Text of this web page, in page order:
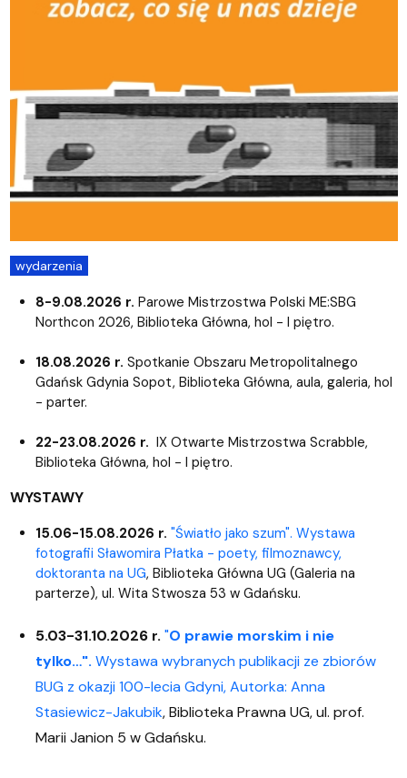
wydarzenia
8-9.08.2026 r. Parowe Mistrzostwa Polski ME:SBG
Northcon 2026, Biblioteka Główna, hol - I piętro.
18.08.2026 r. Spotkanie Obszaru Metropolitalnego
Gdańsk Gdynia Sopot, Biblioteka Główna, aula, galeria, hol
- parter.
22-23.08.2026 r. IX Otwarte Mistrzostwa Scrabble,
Biblioteka Główna, hol - I piętro.
WYSTAWY
15.06-15.08.2026 r. "Światło jako szum". Wystawa
fotografii Sławomira Płatka - poety, filmoznawcy,
doktoranta na UG, Biblioteka Główna UG (Galeria na
parterze), ul. Wita Stwosza 53 w Gdańsku.
5.03-31.10.2026 r. "O prawie morskim i nie
tylko…". Wystawa wybranych publikacji ze zbiorów
BUG z okazji 100-lecia Gdyni, Autorka: Anna
Stasiewicz-Jakubik, Biblioteka Prawna UG, ul. prof.
Marii Janion 5 w Gdańsku.